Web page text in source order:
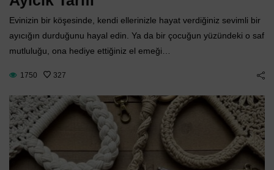
Evinizin bir köşesinde, kendi ellerinizle hayat verdiğiniz sevimli bir
ayıcığın durduğunu hayal edin. Ya da bir çocuğun yüzündeki o saf
mutluluğu, ona hediye ettiğiniz el emeği…
1750 327